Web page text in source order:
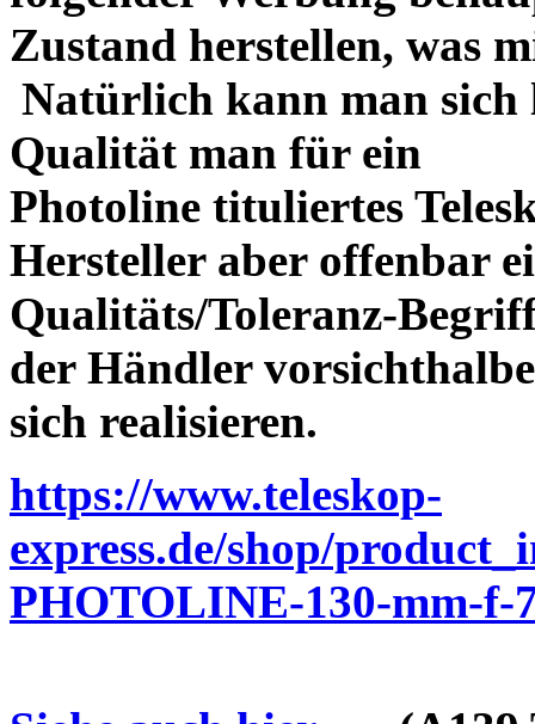
Zustand herstellen, was
Natürlich kann man sich
Qualität man für ein
Photoline tituliertes
Hersteller aber offenbar
Qualitäts/Toleranz-
der Händler
sich realisieren.
https://www.teleskop-
express.de/shop/
PHOTOLINE-130-mm-f-